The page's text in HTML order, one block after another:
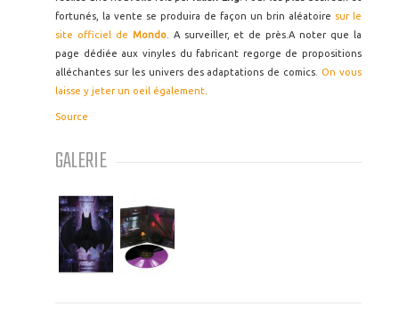
fortunés, la vente se produira de façon un brin aléatoire sur le
site officiel de Mondo. A surveiller, et de près.A noter que la
page dédiée aux vinyles du fabricant regorge de propositions
alléchantes sur les univers des adaptations de comics. On vous
laisse y jeter un oeil également
Source
GALERIE